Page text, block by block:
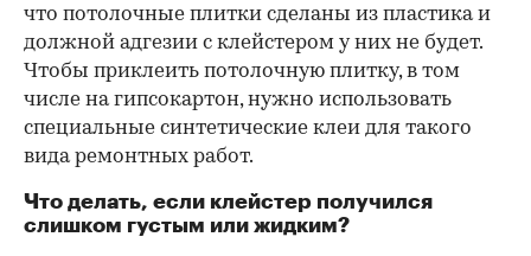
что потолочные плитки сделаны из пластика и
должной адгезии с клейстером у них не будет.
Чтобы приклеить потолочную плитку, в том
числе на гипсокартон, нужно использовать
специальные синтетические клеи для такого
вида ремонтных работ.
Что делать, если клейстер получился
слишком густым или жидким?